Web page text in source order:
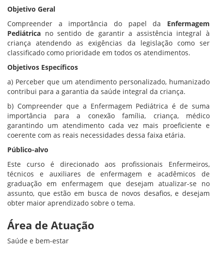
Objetivo Geral
Compreender a importância do papel da Enfermagem
Pediátrica no sentido de garantir a assistência integral à
criança atendendo as exigências da legislação como ser
classificado como prioridade em todos os atendimentos.
Objetivos Específicos
a) Perceber que um atendimento personalizado, humanizado
contribui para a garantia da saúde integral da criança.
b) Compreender que a Enfermagem Pediátrica é de suma
importância para a conexão família, criança, médico
garantindo um atendimento cada vez mais proeficiente e
coerente com as reais necessidades dessa faixa etária.
Público-alvo
Este curso é direcionado aos profissionais Enfermeiros,
técnicos e auxiliares de enfermagem e acadêmicos de
graduação em enfermagem que desejam atualizar-se no
assunto, que estão em busca de novos desafios, e desejam
obter maior aprendizado sobre o tema.
Área de Atuação
Saúde e bem-estar